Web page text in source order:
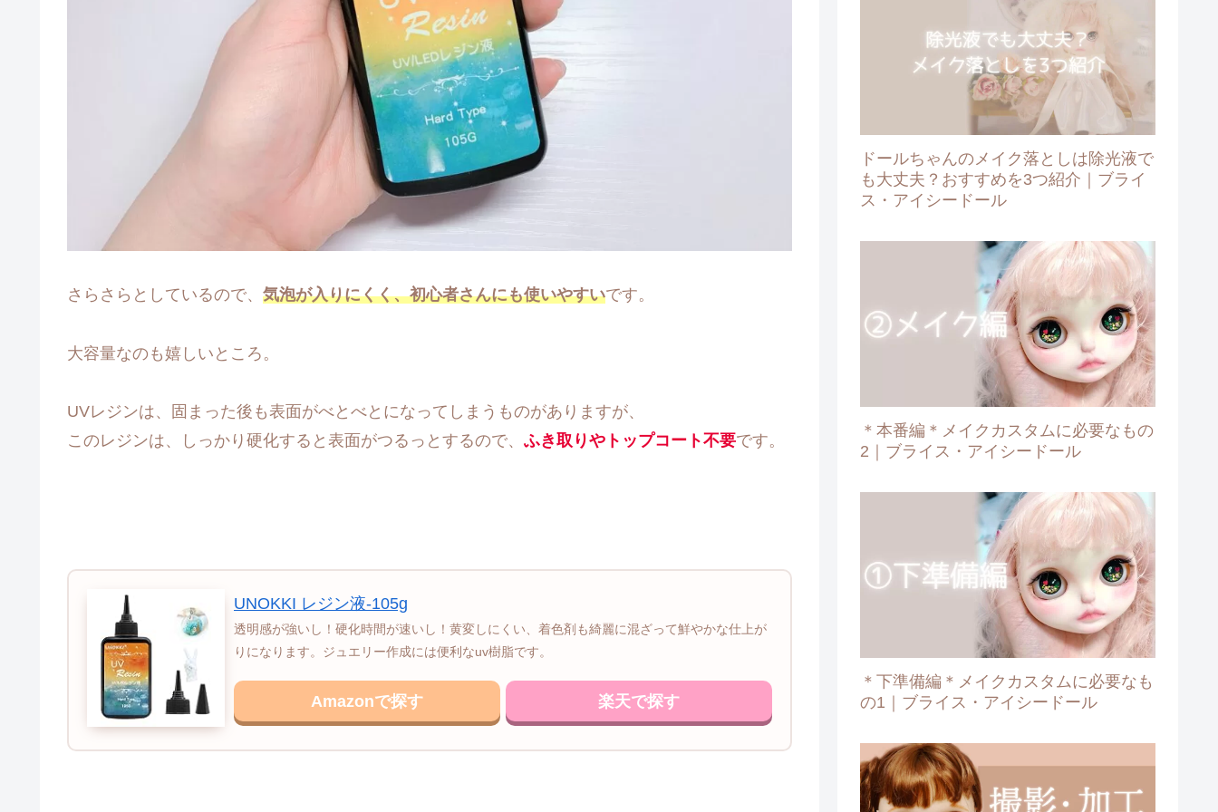
さらさらとしているので、 気泡が入りにくく、初心者さんにも使いやすいです。
大容量なのも嬉しいところ。
UVレジンは、固まった後も表面がべとべとになってしまうものがありますが、
このレジンは、しっかり硬化すると表面がつるっとするので、 ふき取りやトップコート不要です。
UNOKKI レジン液-105g
透明感が強いし！硬化時間が速いし！黄変しにくい、着色剤も綺麗に混ざって鮮やかな仕上が
りになります。ジュエリー作成には便利なuv樹脂です。
Amazonで探す 楽天で探す
ドールちゃんのメイク落としは除光液で
も大丈夫？おすすめを3つ紹介｜ブライ
ス・アイシードール
＊本番編＊メイクカスタムに必要なもの
2｜ブライス・アイシードール
＊下準備編＊メイクカスタムに必要なも
の1｜ブライス・アイシードール